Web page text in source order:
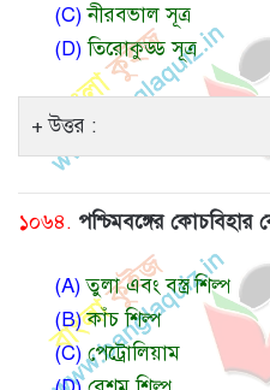
(C)নীরবভাল সূত্র
(D)তিরোকুড্ড সূত্র
উত্তর :
১০৬৪. পশ্চিমবঙ্গের
(A)তুলা এবং বস্ত্র শিল্প
(B)কাঁচ শিল্প
(C)পেট্রোলিয়াম